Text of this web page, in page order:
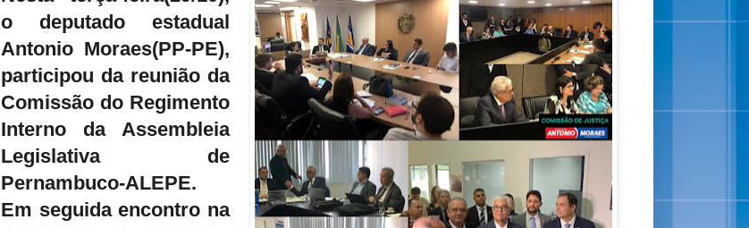
o deputado estadual
Antonio Moraes(PP-PE),
participou da reunião da
Comissão do Regimento
Interno da Assembleia
Legislativa de
Pernambuco-ALEPE.
Em seguida encontro na